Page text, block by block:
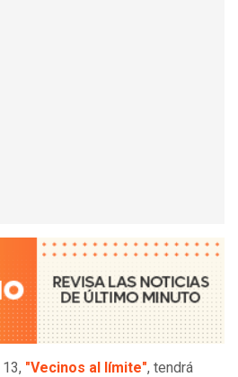
"Vecinos al límite", tendrá